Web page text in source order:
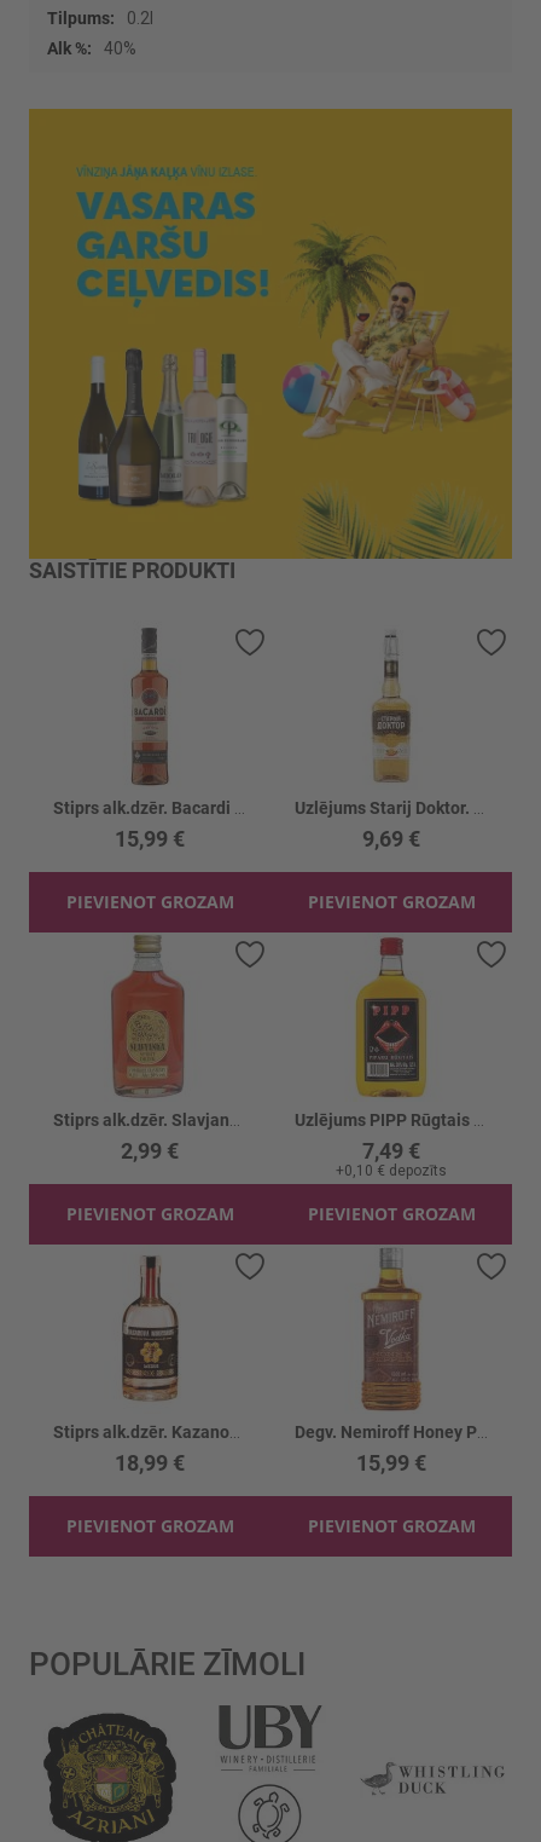
informācijas0.2l
40%
SAISTĪTIE PRODUKTI
15,99 €
PIEVIENOT GROZAM
Pievienot vēlmju sarakstam
9,69 €
PIEVIENOT GROZAM
2,99 €
PIEVIENOT GROZAM
Pievienot vēlmju sarakstam
7,49 €
+0,10 € depozīts
PIEVIENOT GROZAM
18,99 €
PIEVIENOT GROZAM
Pievienot vēlmju sarakstam
15,99 €
PIEVIENOT GROZAM
POPULĀRIE ZĪMOLI